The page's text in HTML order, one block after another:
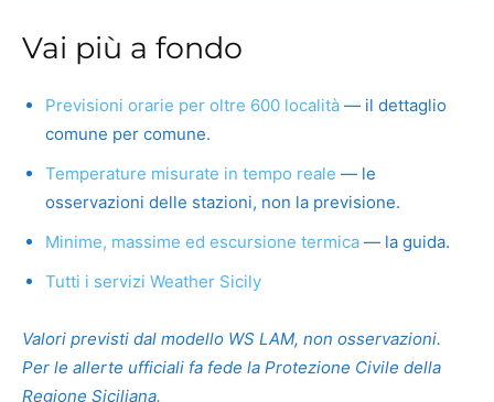
Vai più a fondo
Previsioni orarie per oltre 600 località — il dettaglio
comune per comune.
Temperature misurate in tempo reale — le
osservazioni delle stazioni, non la previsione.
Minime, massime ed escursione termica — la guida.
Tutti i servizi Weather Sicily
Valori previsti dal modello WS LAM, non osservazioni.
Per le allerte ufficiali fa fede la Protezione Civile della
Regione Siciliana.